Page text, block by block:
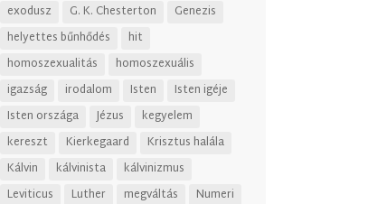
exodusz
G. K. Chesterton
Genezis
helyettes bűnhődés
hit
homoszexualitás
homoszexuális
igazság
irodalom Isten
Isten igéje
Isten országa
Jézus
kegyelem
kereszt
Kierkegaard
Krisztus halála
Kálvin
kálvinista
kálvinizmus
Leviticus
Luther megváltás Numeri